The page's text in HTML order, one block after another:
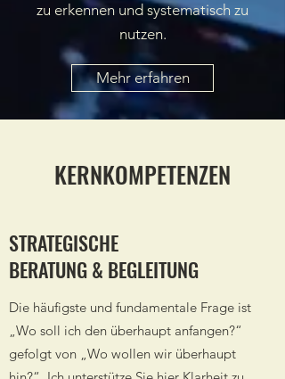
zu erkennen und systematisch zu
nutzen.
Mehr erfahren
KERNKOMPETENZEN
STRATEGISCHE
BERATUNG & BEGLEITUNG
Die häufigste und fundamentale Frage ist
„Wo soll ich den überhaupt anfangen?“
gefolgt von „Wo wollen wir überhaupt